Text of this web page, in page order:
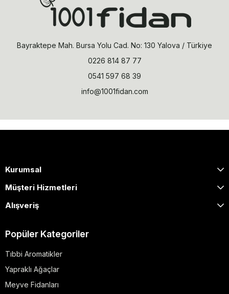
Bayraktepe Mah. Bursa Yolu Cad. No: 130 Yalova / Türkiye
0226 814 87 77
0541 597 68 39
info@1001fidan.com
Kurumsal
Müşteri Hizmetleri
Alışveriş
Popüler Kategoriler
Tıbbi Aromatikler
Yapraklı Ağaçlar
Meyve Fidanları